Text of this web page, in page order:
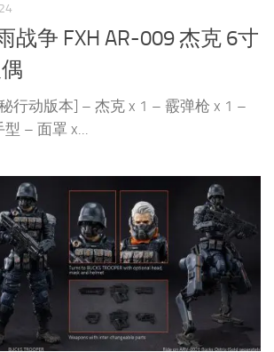
战争 FXH AR-009 杰克 6寸
行动版本] – 杰克 x 1 – 霰弹枪 x 1 –
– 面罩 x...